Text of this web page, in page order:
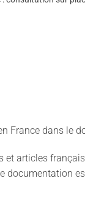
France dans le
articles
documentation